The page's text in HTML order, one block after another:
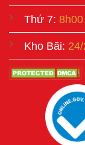
Thứ 7:
Kho Bãi: